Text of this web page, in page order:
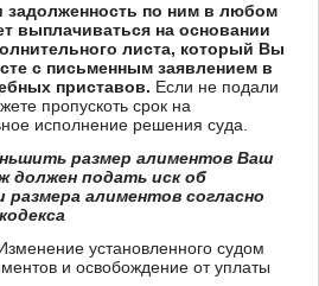
задолженность по ним в любом
выплачиваться на основании
листа, который Вы
с письменным заявлением в
приставов. Если не подали
пропускоть срок на
исполнение решения суда.
размер алиментов Ваш
должен подать иск об
размера алиментов согласно
установленного судом
и освобождение от уплаты